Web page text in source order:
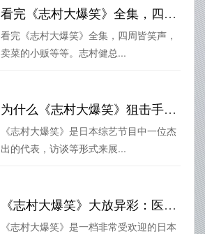
看完《志村大爆笑》全集，四周皆笑声
看完《志村大爆笑》全集，四周皆笑声，
卖菜的小贩等等。志村健总...
为什么《志村大爆笑》狙击手无删减是日本综艺节目一哥？
《志村大爆笑》是日本综艺节目中一位杰
出的代表，访谈等形式来展...
《志村大爆笑》大放异彩：医生检查再度亮相
《志村大爆笑》是一档非常受欢迎的日本